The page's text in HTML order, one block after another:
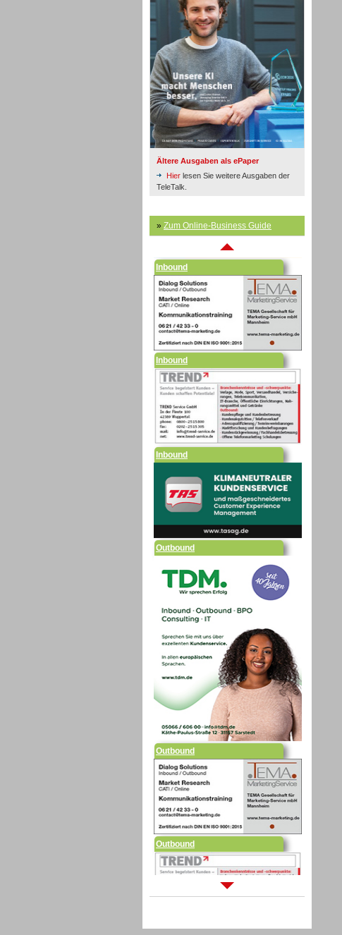
Ältere Ausgaben als ePaper
Hier lesen Sie weitere Ausgaben der
TeleTalk.
» Zum Online-Business Guide
Inbound
Inbound
Inbound
Inbound
Outbound
Outbound